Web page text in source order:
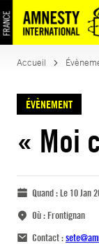
Accueil
ÉVÈNEMENT
« Moi
Quand :Le 10 Jan
Où :Frontignan
Contact :